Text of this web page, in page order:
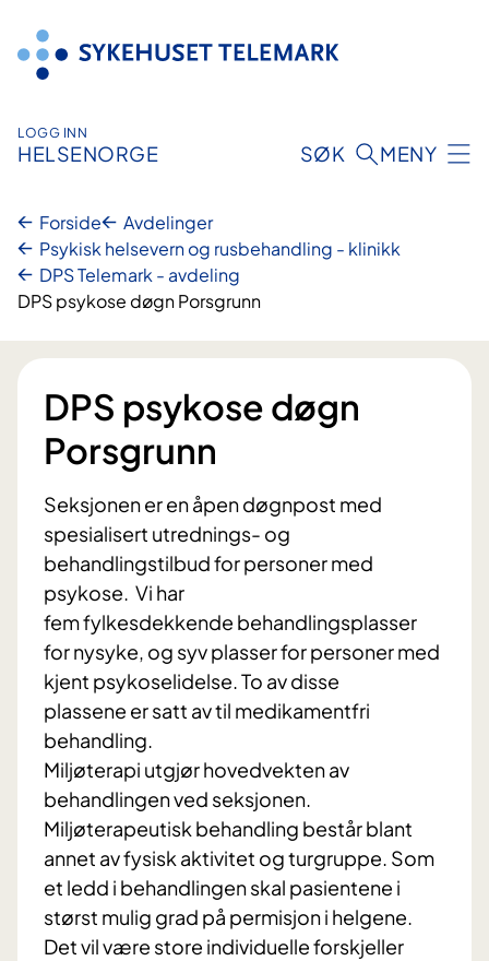
innhold
LOGG INN
HELSENORGE SØK MENY
Forside
Avdelinger
Psykisk helsevern og rusbehandling - klinikk
DPS Telemark - avdeling
DPS psykose døgn Porsgrunn
DPS psykose døgn
Porsgrunn
Seksjonen er en åpen døgnpost med
spesialisert utrednings- og
behandlingstilbud for personer med
psykose. Vi har
fem fylkesdekkende behandlingsplasser
for nysyke, og syv plasser for personer med
kjent psykoselidelse. To av disse
plassene er satt av til medikamentfri
behandling.
Miljøterapi utgjør hovedvekten av
behandlingen ved seksjonen.
Miljøterapeutisk behandling består blant
annet av fysisk aktivitet og turgruppe. Som
et ledd i behandlingen skal pasientene i
størst mulig grad på permisjon i helgene.
Det vil være store individuelle forskjeller